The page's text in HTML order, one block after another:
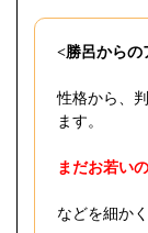
<勝呂からの
性格から、
ます。
まだお若い
などを細か